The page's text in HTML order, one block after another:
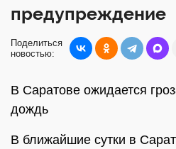
предупреждение
Поделиться
новостью:
В Саратове ожидается
дождь
В ближайшие сутки в